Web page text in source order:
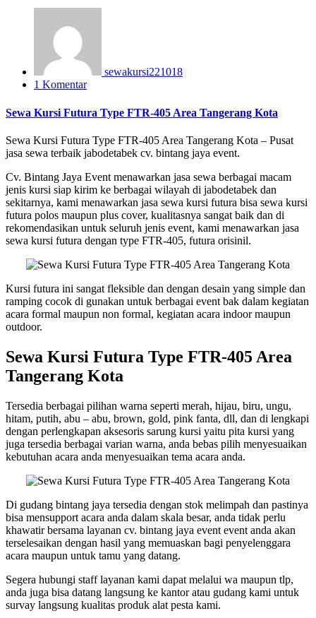
sewakursi221018
1 Komentar
Sewa Kursi Futura Type FTR-405 Area Tangerang Kota
Sewa Kursi Futura Type FTR-405 Area Tangerang Kota – Pusat
jasa sewa terbaik jabodetabek cv. bintang jaya event.
Cv. Bintang Jaya Event menawarkan jasa sewa berbagai macam
jenis kursi siap kirim ke berbagai wilayah di jabodetabek dan
sekitarnya, kami menawarkan jasa sewa kursi futura bisa sewa kursi
futura polos maupun plus cover, kualitasnya sangat baik dan di
rekomendasikan untuk seluruh jenis event, kami menawarkan jasa
sewa kursi futura dengan type FTR-405, futura orisinil.
Kursi futura ini sangat fleksible dan dengan desain yang simple dan
ramping cocok di gunakan untuk berbagai event bak dalam kegiatan
acara formal maupun non formal, kegiatan acara indoor maupun
outdoor.
Sewa Kursi Futura Type FTR-405 Area
Tangerang Kota
Tersedia berbagai pilihan warna seperti merah, hijau, biru, ungu,
hitam, putih, abu – abu, brown, gold, pink fanta, dll, dan di lengkapi
dengan perlengkapan aksesoris sarung kursi yaitu pita kursi yang
juga tersedia berbagai varian warna, anda bebas pilih menyesuaikan
kebutuhan acara anda menyesuaikan tema acara anda.
Di gudang bintang jaya tersedia dengan stok melimpah dan pastinya
bisa mensupport acara anda dalam skala besar, anda tidak perlu
khawatir bersama layanan cv. bintang jaya event event anda akan
terselesaikan dengan hasil yang memuaskan bagi penyelenggara
acara maupun untuk tamu yang datang.
Segera hubungi staff layanan kami dapat melalui wa maupun tlp,
anda juga bisa datang langsung ke kantor atau gudang kami untuk
survay langsung kualitas produk alat pesta kami.